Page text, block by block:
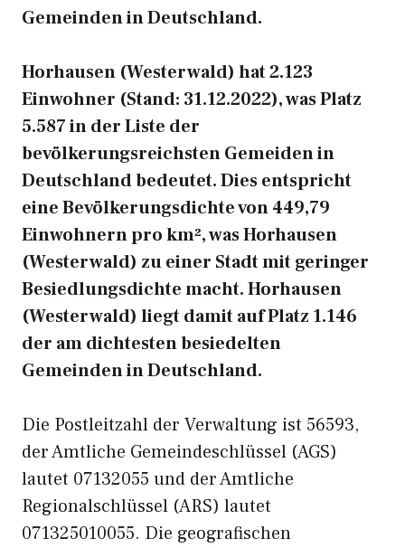
Gemeinden in Deutschland.
Horhausen (Westerwald) hat 2.123
Einwohner (Stand: 31.12.2022), was Platz
5.587 in der Liste der
bevölkerungsreichsten Gemeiden in
Deutschland bedeutet. Dies entspricht
eine Bevölkerungsdichte von 449,79
Einwohnern pro km², was Horhausen
(Westerwald) zu einer Stadt mit geringer
Besiedlungsdichte macht. Horhausen
(Westerwald) liegt damit auf Platz 1.146
der am dichtesten besiedelten
Gemeinden in Deutschland.
Die Postleitzahl der Verwaltung ist 56593,
der Amtliche Gemeindeschlüssel (AGS)
lautet 07132055 und der Amtliche
Regionalschlüssel (ARS) lautet
071325010055. Die geografischen